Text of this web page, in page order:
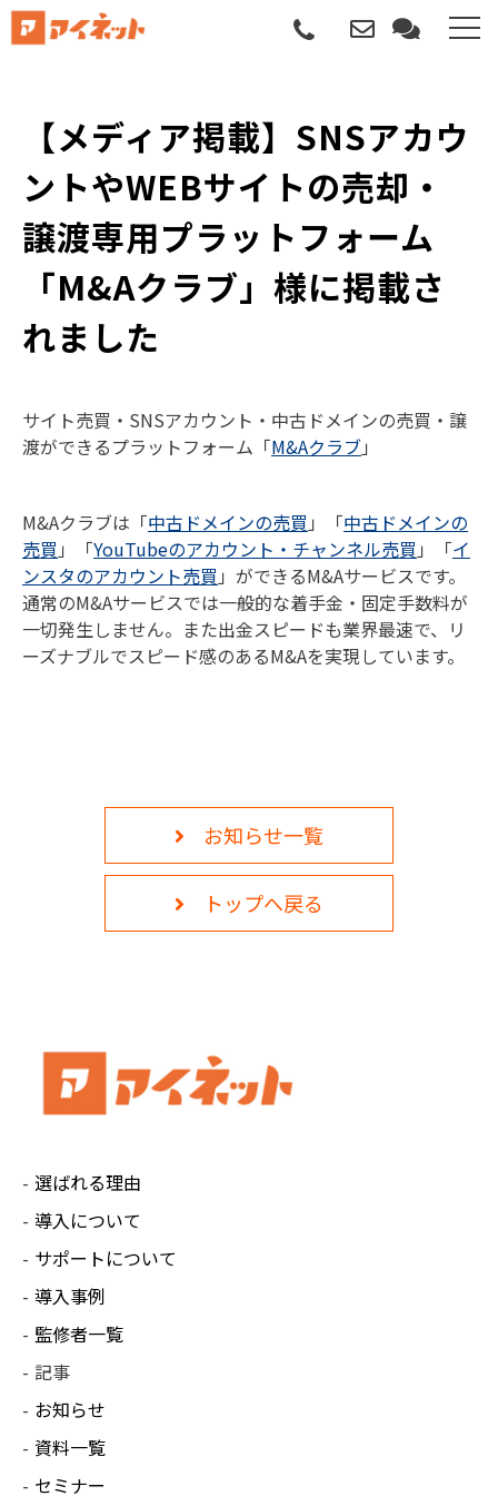
導入について
導入事例
記事
監修者一覧
【メディア掲載】SNSアカウ
ントやWEBサイトの売却・
譲渡専用プラットフォーム
「M&Aクラブ」様に掲載さ
れました
サイト売買・SNSアカウント・中古ドメインの売買・譲
渡ができるプラットフォーム「M&Aクラブ」
M&Aクラブは「中古ドメインの売買 」「中古ドメインの
売買 」「YouTubeのアカウント・チャンネル売買 」「イ
ンスタのアカウント売買 」ができるM&Aサービスです。
通常のM&Aサービスでは一般的な着手金・固定手数料が
一切発生しません。また出金スピードも業界最速で、リ
ーズナブルでスピード感のあるM&Aを実現しています。
お知らせ一覧
トップへ戻る
選ばれる理由
導入について
サポートについて
導入事例
監修者一覧
記事
お知らせ
資料一覧
セミナー